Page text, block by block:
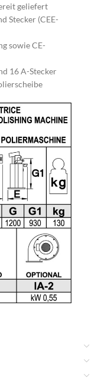
geliefert
Stecker (CEE-
sowie CE-
16 A-Stecker